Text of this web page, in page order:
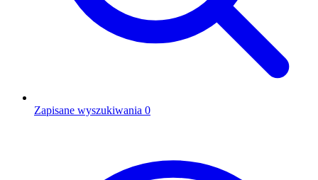
Zapisane wyszukiwania 0